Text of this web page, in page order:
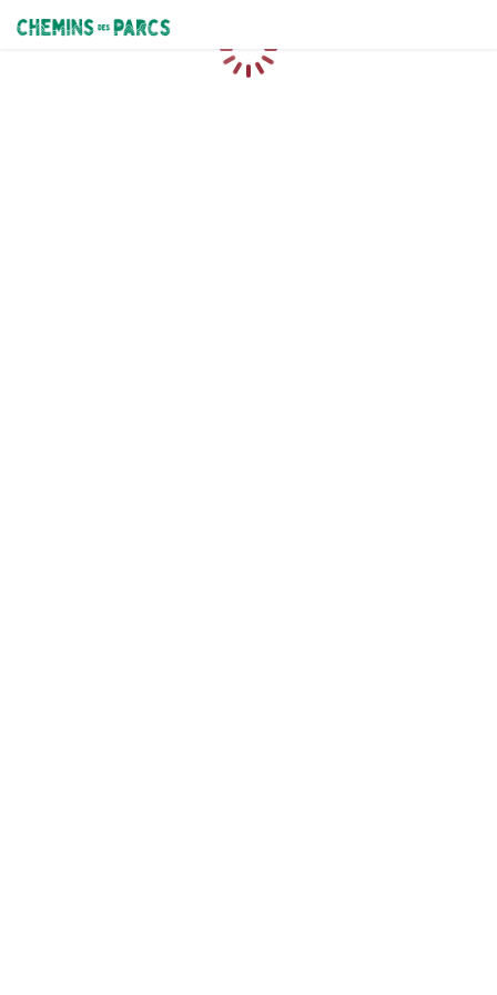
Chemins des Parcs
Loading